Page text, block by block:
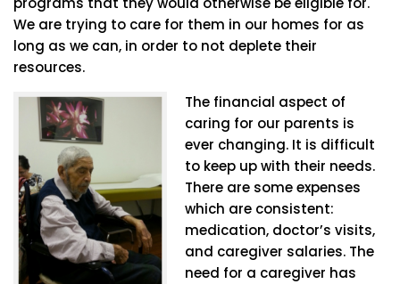
We are trying to care for them in our homes for as
long as we can, in order to not deplete their
resources.
The financial aspect of
caring for our parents is
ever changing. It is difficult
to keep up with their needs.
There are some expenses
which are consistent:
medication, doctor’s visits,
and caregiver salaries. The
need for a caregiver has